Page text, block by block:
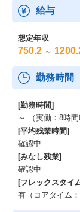
給与
想定年収
750.2 ～
勤務時間
[勤務時間]
～ （実働：8時
[平均残業時間]
確認中
[みなし残業]
確認中
[フレックスタイ
有（コアタイム：